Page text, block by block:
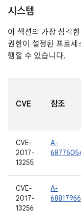
시스템
이 섹션의 가장 심각
권한이 설정된 프로세
행할 수 있습니다.
CVE 참조
CVE-
2017-
13255
A-
CVE-
2017-
13256
A-
68817966